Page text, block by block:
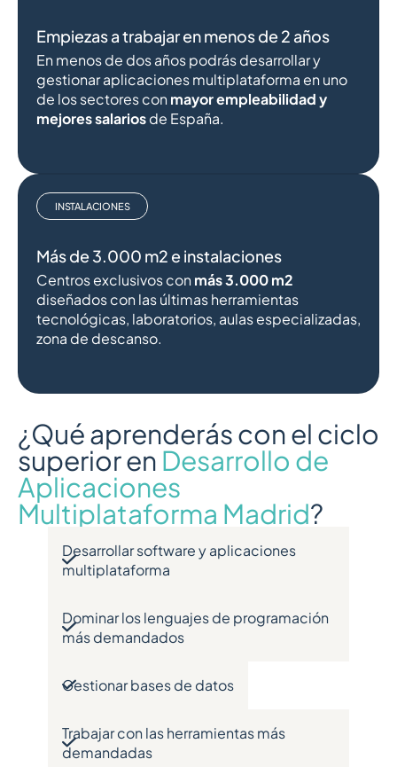
Empiezas a trabajar en menos de 2 años
En menos de dos años podrás desarrollar y
gestionar aplicaciones multiplataforma en uno
de los sectores conmayor empleabilidad y
mejores salariosde España.
INSTALACIONES
Más de 3.000 m2 e instalaciones
Centros exclusivos conmás 3.000 m2
diseñados con las últimas herramientas
tecnológicas, laboratorios, aulas especializadas,
zona de descanso.
¿Qué aprenderás con el ciclo
superior en Desarrollo de
Aplicaciones
Multiplataforma Madrid?
Desarrollar software y aplicaciones
multiplataforma
Dominar los lenguajes de programación
más demandados
Gestionar bases de datos
Trabajar con las herramientas más
demandadas